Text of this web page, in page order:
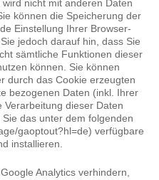
nicht mit anderen Daten
können die Speicherung der
Einstellung Ihrer Browser-
jedoch darauf hin, dass Sie
sämtliche Funktionen dieser
können. Sie können
durch das Cookie erzeugten
bezogenen Daten (inkl. Ihrer
Verarbeitung dieser Daten
das unter dem folgenden
gaoptout?hl=de) verfügbare
installieren.
Analytics verhindern,